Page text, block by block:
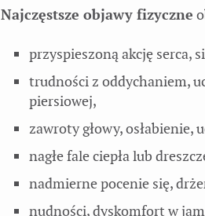
Najczęstsze objawy fizyczne
przyspieszoną akcję serca,
trudności z oddychaniem,
piersiowej,
zawroty głowy, osłabienie,
nagłe fale ciepła lub
nadmierne pocenie się,
nudności, dyskomfort w